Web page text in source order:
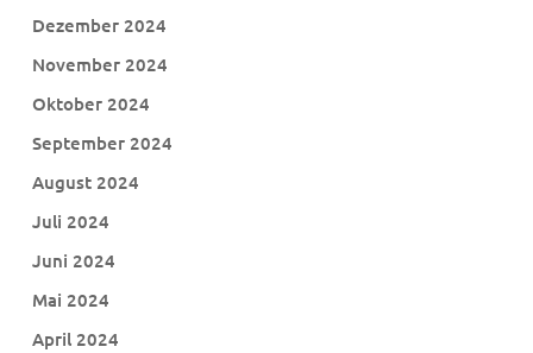
Dezember 2024
November 2024
Oktober 2024
September 2024
August 2024
Juli 2024
Juni 2024
Mai 2024
April 2024